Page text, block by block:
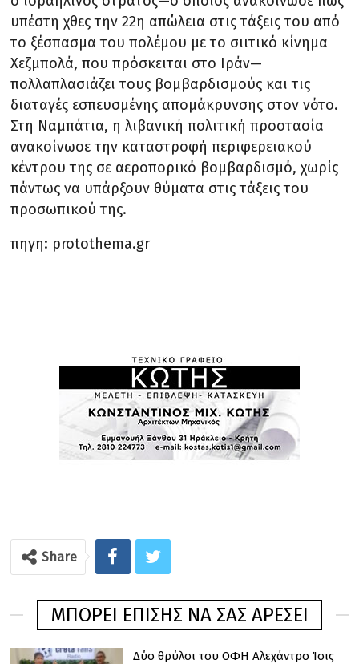
υπέστη χθες την 22η απώλεια στις τάξεις του από
το ξέσπασμα του πολέμου με το σιιτικό κίνημα
Χεζμπολά, που πρόσκειται στο Ιράν—
πολλαπλασιάζει τους βομβαρδισμούς και τις
διαταγές εσπευσμένης απομάκρυνσης στον νότο.
Στη Ναμπάτια, η λιβανική πολιτική προστασία
ανακοίνωσε την καταστροφή περιφερειακού
κέντρου της σε αεροπορικό βομβαρδισμό, χωρίς
πάντως να υπάρξουν θύματα στις τάξεις του
προσωπικού της.
πηγη: protothema.gr
Share
ΜΠΟΡΕΊ ΕΠΊΣΗΣ ΝΑ ΣΑΣ ΑΡΈΣΕΙ
Δύο θρύλοι του ΟΦΗ Αλεχάντρο Ίσις